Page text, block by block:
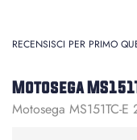
RECENSISCI PER PRIMO
Motosega
Motosega MS151TC-E